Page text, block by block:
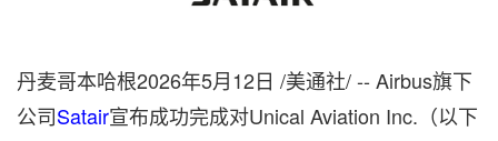
丹麦哥本哈根2026年5月12日 /美通社/ -- Airbus旗下
公司Satair宣布成功完成对Unical Aviation Inc.（以下